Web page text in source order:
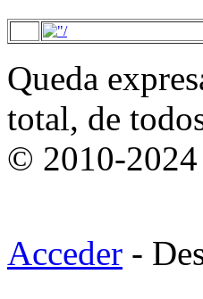
Queda
total, de
© 2010-2024
Acceder -